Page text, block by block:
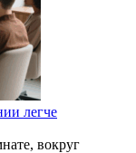
легче
вокруг